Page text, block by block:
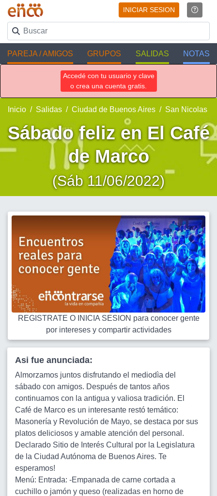
INICIAR SESION
PAREJA / AMIGOS GRUPOS SALIDAS NOTAS
Accedé con tu usuario y clave
o crea una cuenta gratis.
Inicio Salidas Ciudad de Buenos Aires San Nicolas
Sábado feliz en El Café
de Marco
(Sáb 11/06/2022)
REGISTRATE O INICIA SESION para conocer gente
por intereses y compartir actividades
Asi fue anunciada:
Almorzamos juntos disfrutando el mediodìa del
sábado con amigos. Después de tantos años
continuamos con la antigua y valiosa tradición. El
Café de Marco es un interesante restó temático:
Masonería y Revolución de Mayo, se destaca por sus
platos deliciosos y amable atención del personal.
Declarado Sitio de Interés Cultural por la Legislatura
de la Ciudad Autónoma de Buenos Aires. Te
esperamos!
Menú: Entrada: -Empanada de carne cortada a
cuchillo o jamón y queso (realizadas en horno de